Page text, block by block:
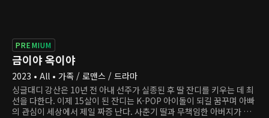
PREMIUM
금이야 옥이야
2023 • All • 가족 / 로맨스 / 드라마
싱글대디 강산은 10년 전 아내 선주가 실종된 후 딸 잔디를 키우는 데 최
선을 다한다. 이제 15살이 된 잔디는 K-POP 아이돌이 되길 꿈꾸며 아빠
의 관심이 세상에서 제일 짜증 난다. 사춘기 딸과 무책임한 아버지가 치